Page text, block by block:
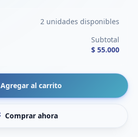
2 unidades disponibles
Subtotal
$ 55.000
Agregar al carrito
Comprar ahora